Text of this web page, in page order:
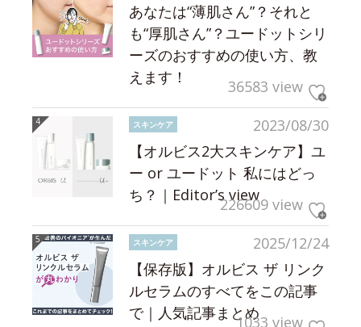
あなたは“薄肌さん”？それと
も“厚肌さん”？ユードットシリ
ーズのおすすめの使い方、教
えます！
36583 view
2023/08/30
スキンケア
【オルビス2大スキンケア】ユ
ー or ユードット 私にはどっ
ち？｜Editor’s view226609 view
2025/12/24
スキンケア
【保存版】オルビス ザ リンク
ルセラムのすべてをこの記事
で｜人気記事まとめ1033 view